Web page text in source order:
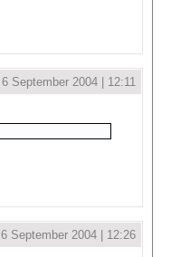
6 September 2004 | 12:11
6 September 2004 | 12:26